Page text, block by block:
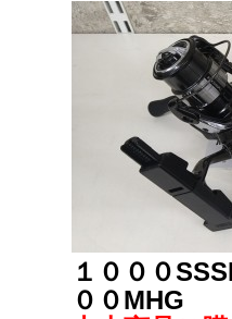
１０００
００MHG